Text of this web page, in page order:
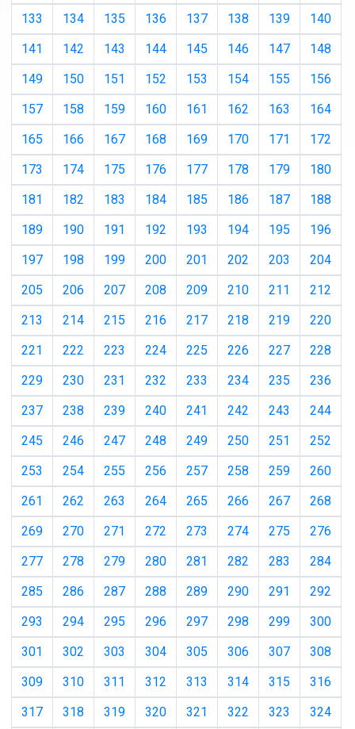
133
134 135 136 137 138 139
140
141
142 143 144 145 146 147
148
149
150 151 152 153 154 155
156
157
158 159 160 161 162 163
164
165
166 167 168 169 170 171
172
173
174 175 176 177 178 179
180
181
182 183 184 185 186 187
188
189
190 191 192 193 194 195
196
197
198 199 200 201 202 203
204
205
206 207 208 209 210 211
212
213
214 215 216 217 218 219
220
221
222 223 224 225 226 227
228
229
230 231 232 233 234 235
236
237
238 239 240 241 242 243
244
245
246 247 248 249 250 251
252
253
254 255 256 257 258 259
260
261
262 263 264 265 266 267
268
269
270 271 272 273 274 275
276
277
278 279 280 281 282 283
284
285
286 287 288 289 290 291
292
293
294 295 296 297 298 299
300
301
302 303 304 305 306 307
308
309
310 311 312 313 314 315
316
317
318 319 320 321 322 323
324